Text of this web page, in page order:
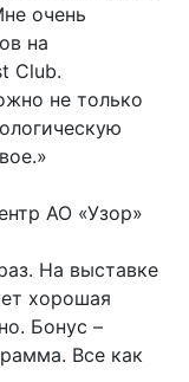
очень
на
Club.
не только
АО «Узор»
На выставке
хорошая
Бонус –
Все как